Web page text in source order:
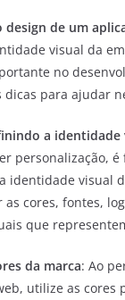
design de um
visual da
no
dicas para ajudar
a identidade
personalização,
identidade visual
as cores, fontes,
que
da marca: Ao
utilize as cores